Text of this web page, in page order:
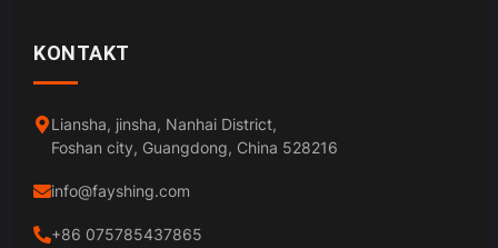
KONTAKT
Liansha, jinsha, Nanhai District,
Foshan city, Guangdong, China 528216
info@fayshing.com
+86 075785437865